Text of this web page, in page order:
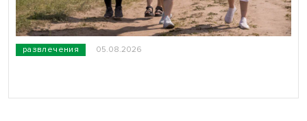
развлечения 05.08.2026